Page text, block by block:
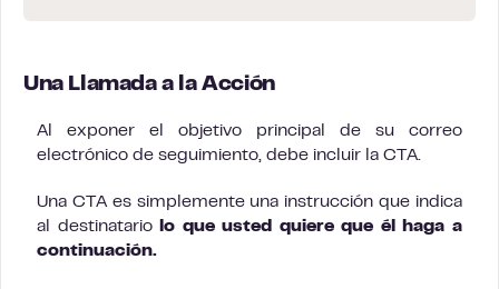
Una Llamada a la Acción
Al exponer el objetivo principal de su correo
electrónico de seguimiento, debe incluir la CTA.
Una CTA es simplemente una instrucción que indica
al destinatario
lo que usted quiere que él haga a
continuación.